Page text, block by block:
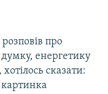
розповів про
енергетику
сказати: